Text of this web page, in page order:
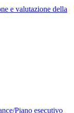
e valutazione della
Piano esecutivo